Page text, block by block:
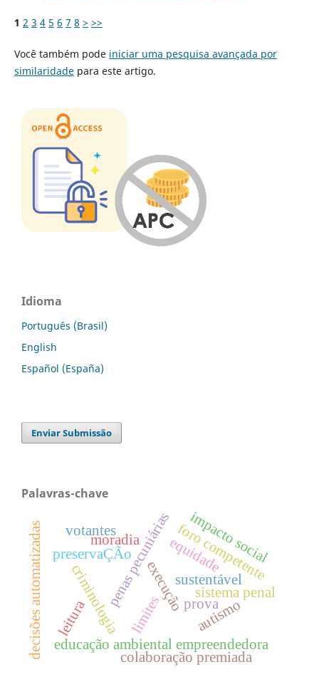
1 2 3 4 5 6 7 8 > >>
Você também pode iniciar uma pesquisa avançada por
similaridadepara este artigo.
Idioma
Português (Brasil)
English
Español (España)
Enviar Submissão
Palavras-chave
penas pecuniárias
preservaÇÃo
criminologia
educação ambiental empreendedora
sustentável
leitura
moradia
execução
foro competente
sistema penal
impacto social
equidade
decisões automatizadas limites prova
colaboração premiada
autismo
votantes